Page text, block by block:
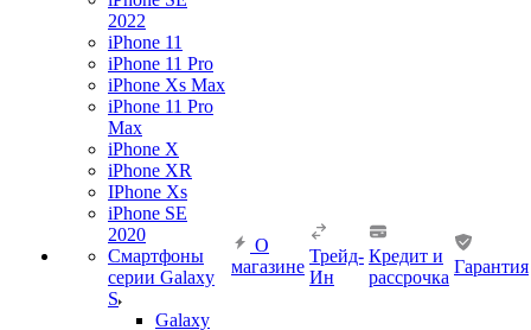
2022
iPhone 11
iPhone 11 Pro
iPhone Xs Max
iPhone 11 Pro
Max
iPhone X
iPhone XR
IPhone Xs
iPhone SE
2020
Смартфоны
серии Galaxy
S
Galaxy
О
магазине
Трейд-
Ин
Кредит и
рассрочка
Гарантия